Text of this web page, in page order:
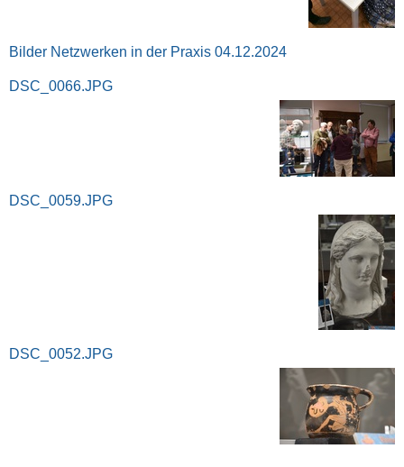
Bilder Netzwerken in der Praxis 04.12.2024
DSC_0066.JPG
DSC_0059.JPG
DSC_0052.JPG